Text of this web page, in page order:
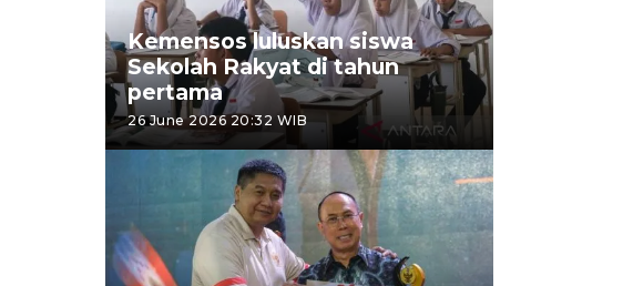
Kemensos luluskan siswa
Sekolah Rakyat di tahun
pertama
26 June 2026 20:32 WIB